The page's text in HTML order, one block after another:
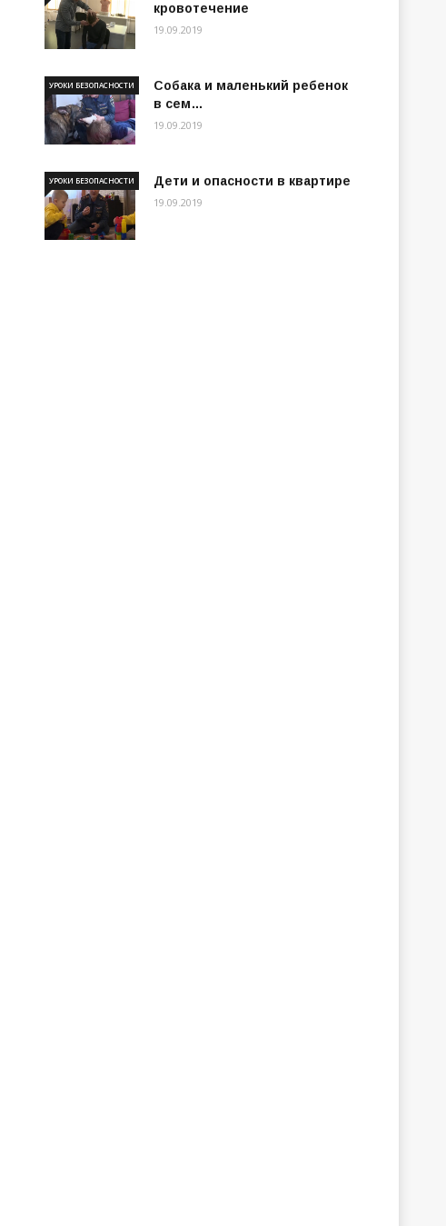
кровотечение
19.09.2019
Собака и маленький ребенок
в сем…
УРОКИ БЕЗОПАСНОСТИ
19.09.2019
Дети и опасности в квартире
УРОКИ БЕЗОПАСНОСТИ
19.09.2019